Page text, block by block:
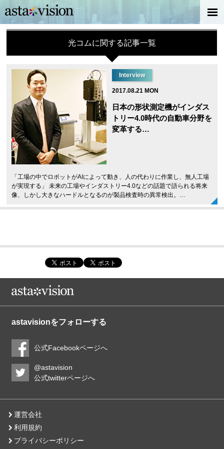
光コムに関する記事一覧
Interview
2017.08.21 MON
日本の形状測定機がインダス
トリー4.0時代の自動車分野を
変革する…
「工場の中でロボットがAIによって動き、人の代わりに作業し、無人工場
が実現する」 未来の工場やインダストリー4.0などの話題で語られる将来
像、しかし大きなハードルとなるのが製品検査時の異常検出。…
astavisionをフォローする
公式Facebookページへ
@astavision
公式twitterページへ
運営会社
利用規約
プライバシーポリシー